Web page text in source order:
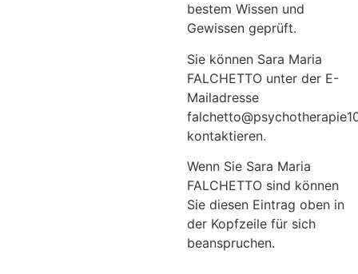
bestem Wissen und
Gewissen geprüft.
Sie können Sara Maria
FALCHETTO unter der E-
Mailadresse
kontaktieren.
Wenn Sie Sara Maria
FALCHETTO sind können
Sie diesen Eintrag oben in
der Kopfzeile für sich
beanspruchen.